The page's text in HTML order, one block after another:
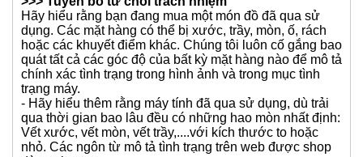
Hãy hiểu rằng bạn đang mua một món đồ đã qua sử
dụng. Các mặt hàng có thể bị xước, trầy, mòn, ố, rách
hoặc các khuyết điểm khác. Chúng tôi luôn cố gắng bao
quát tất cả các góc độ của bất kỳ mặt hàng nào để mô tả
chính xác tình trạng trong hình ảnh và trong mục tình
trạng máy.
- Hãy hiểu thêm rằng máy tính đã qua sử dụng, dù trải
qua thời gian bao lâu đều có những hao mòn nhất định:
Vết xước, vết mòn, vết trầy,....với kích thước to hoặc
nhỏ. Các ngôn từ mô tả tình trạng trên web được shop